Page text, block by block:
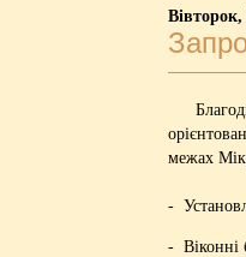
межах
-
- Віконні